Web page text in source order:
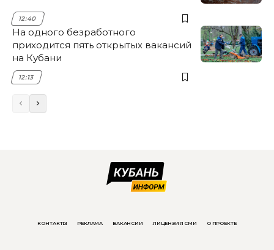
12:40
На одного безработного
приходится пять открытых вакансий
на Кубани
12:13
КОНТАКТЫ РЕКЛАМА ВАКАНСИИ ЛИЦЕНЗИЯ СМИ О ПРОЕКТЕ